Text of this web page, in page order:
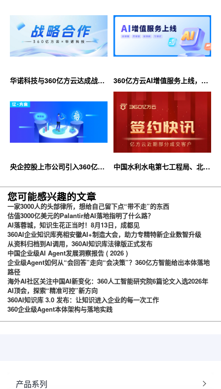
华诺科技与360亿方云达成战略
360亿方云AI增值服务上线，超
大限时优惠等你来！
央企控股上市公司引入360亿方
台
中国水利水电第七工程局、北京
您可能感兴趣的文章
一家3000人的头部律所，想给自己留下点“带不走”的东西
估值3000亿美元的Palantir给AI落地指明了什么路？
AI落蓉城，知识生花正当时！8月13日，成都见
360AI企业知识库亮相安徽AI+制造大会，助力专精特新企业数智升级
从资料归档到AI调用，360AI知识库法律版正式发布
中国企业级AI Agent发展洞察报告 ( 2026 )
企业级Agent如何从“会回答”走向“会决策”？360亿方智能给出本体落地
路径
海外AI社区关注中国AI新变化：360人工智能研究院6篇论文入选2026年
AI顶会，探索“精准可控”新方向
360AI知识库 3.0 发布：让知识进入企业的每一次工作
360企业级Agent本体架构与落地实践
产品系列